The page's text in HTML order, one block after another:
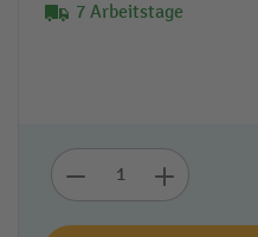
7 Arbeitstage